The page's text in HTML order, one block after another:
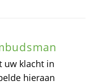
uw klacht in
hieraan